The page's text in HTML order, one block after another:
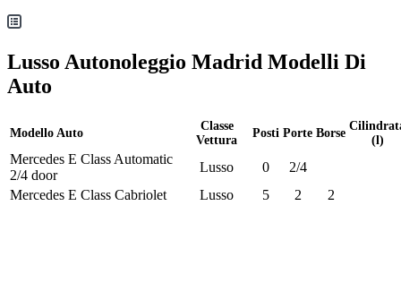
Lusso Autonoleggio Madrid Modelli Di
Auto
Modello Auto
Classe
Vettura
Posti Porte Borse
(l)
Mercedes E Class Automatic
2/4 door
Lusso 0
2/4
Mercedes E Class Cabriolet
Lusso 5 2 2